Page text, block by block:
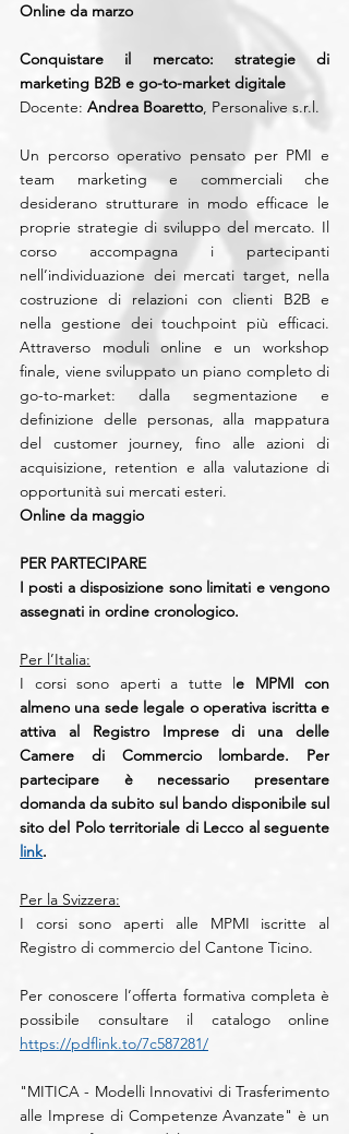
Online da marzo
Conquistare il mercato: strategie di
marketing B2B e go-to-market digitale
Docente: Andrea Boaretto, Personalive s.r.l.
Un percorso operativo pensato per PMI e
team marketing e commerciali che
desiderano strutturare in modo efficace le
proprie strategie di sviluppo del mercato. Il
corso accompagna i partecipanti
nell’individuazione dei mercati target, nella
costruzione di relazioni con clienti B2B e
nella gestione dei touchpoint più efficaci.
Attraverso moduli online e un workshop
finale, viene sviluppato un piano completo di
go-to-market: dalla segmentazione e
definizione delle personas, alla mappatura
del customer journey, fino alle azioni di
acquisizione, retention e alla valutazione di
opportunità sui mercati esteri.
Online da maggio
PER PARTECIPARE
I posti a disposizione sono limitati e vengono
assegnati in ordine cronologico.
Per l’Italia:
I corsi sono aperti a tutte le MPMI con
almeno una sede legale o operativa iscritta e
attiva al Registro Imprese di una delle
Camere di Commercio lombarde. Per
partecipare è necessario presentare
domanda da subito sul bando disponibile sul
link.
Per la Svizzera:
I corsi sono aperti alle MPMI iscritte al
Registro di commercio del Cantone Ticino.
Per conoscere l’offerta formativa completa è
https://pdflink.to/7c587281/
"MITICA - Modelli Innovativi di Trasferimento
alle Imprese di Competenze Avanzate" è un